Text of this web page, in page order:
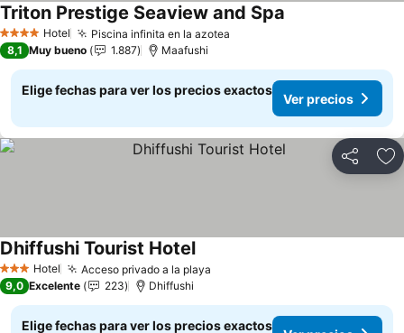
4 EstrellasHotel Piscina infinita en la azotea
Triton Prestige Seaview and Spa
8,1 Muy bueno 1.887 Maafushi
Elige fechas para ver los precios exactos
Ver precios
Compartir
3 Estrellas
Hotel Acceso privado a la playa
Dhiffushi Tourist HotelVer precios
9,0 Excelente 223 Dhiffushi
Elige fechas para ver los precios exactos